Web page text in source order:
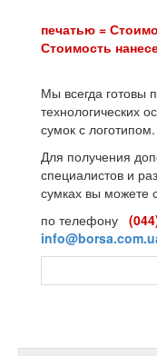
печатью =
Стоимость
Мы всегда готовы
технологических
сумок с логотипом.
Для получения
специалистов и
сумках вы можете
по телефону